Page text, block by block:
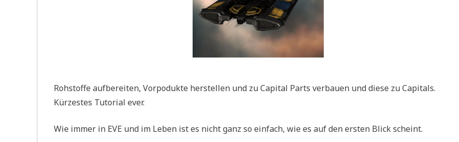
Rohstoffe aufbereiten, Vorpodukte herstellen und zu Capital Parts verbauen und diese zu Capitals.
Kürzestes Tutorial ever.
Wie immer in EVE und im Leben ist es nicht ganz so einfach, wie es auf den ersten Blick scheint.